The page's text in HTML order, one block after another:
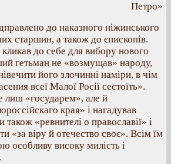
Петро»
до наказного ніжинського
старшин, а також до єпископів.
кликав до себе для вибору нового
гетьман не «возмущав» народу,
його злочинні наміри, в чім
всеї Малої Росії сестоїть».
лиш «государем», але й
края» і нагадував
«ревнителі о православії» і
«за віру й отечество своє». Всім їм
особливу високу милість і